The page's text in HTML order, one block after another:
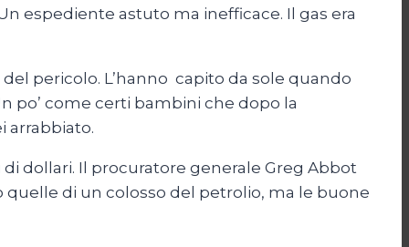
espediente astuto ma inefficace. Il gas era
pericolo. L’hanno capito da sole quando
po’ come certi bambini che dopo la
arrabbiato.
dollari. Il procuratore generale Greg Abbot
quelle di un colosso del petrolio, ma le buone